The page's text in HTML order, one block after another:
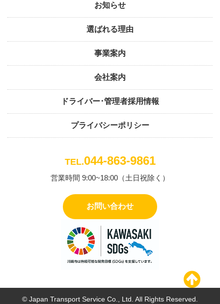
お知らせ
選ばれる理由
事業案内
会社案内
ドライバー･管理者採用情報
プライバシーポリシー
TEL.044-863-9861
営業時間 9:00~18:00（土日祝除く）
お問い合わせ
© Japan Transport Service Co., Ltd. All Rights Reserved.